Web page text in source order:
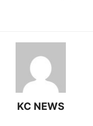
KC NEWS